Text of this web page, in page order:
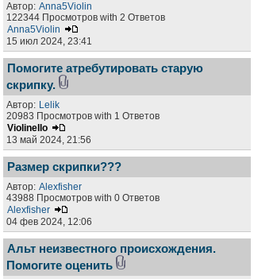
Автор: Anna5Violin
122344 Просмотров with 2 Ответов
Anna5Violin
15 июл 2024, 23:41
Помогите атребутировать старую
скрипку.
Автор: Lelik
20983 Просмотров with 1 Ответов
Violinello
13 май 2024, 21:56
Размер скрипки???
Автор: Alexfisher
43988 Просмотров with 0 Ответов
Alexfisher
04 фев 2024, 12:06
Альт неизвестного происхождения.
Помогите оценить